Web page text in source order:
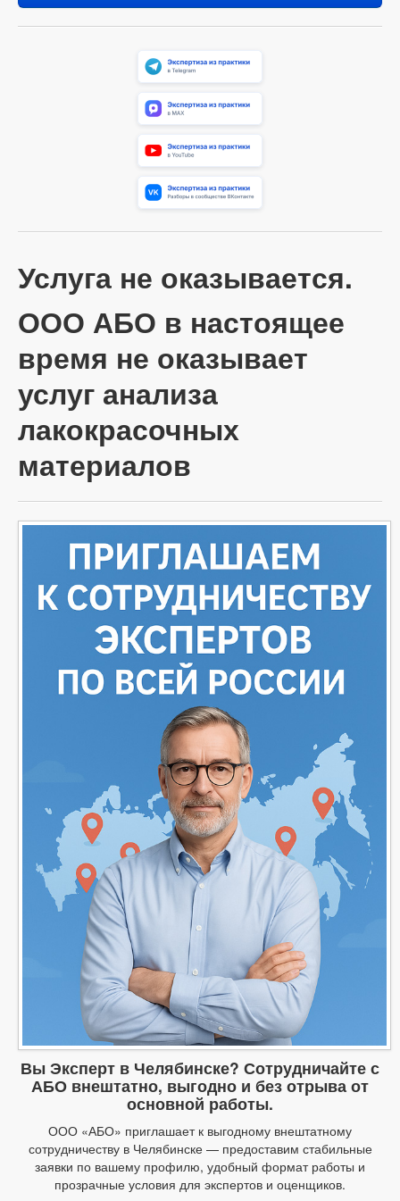
Услуга не оказывается.
ООО АБО в настоящее
время не оказывает
услуг анализа
лакокрасочных
материалов
Вы Эксперт в Челябинске? Сотрудничайте с
АБО внештатно, выгодно и без отрыва от
основной работы.
ООО «АБО» приглашает к выгодному внештатному
сотрудничеству в Челябинске — предоставим стабильные
заявки по вашему профилю, удобный формат работы и
прозрачные условия для экспертов и оценщиков.